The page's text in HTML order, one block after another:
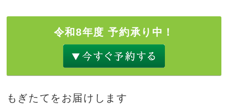
令和8年度 予約承り中！
もぎたてをお届けします